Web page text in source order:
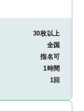
30枚以上
全国
指名可
1時間
1回